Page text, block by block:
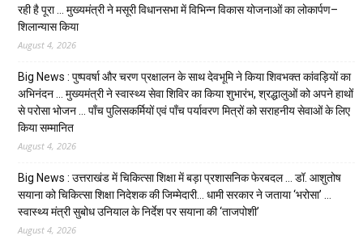
रही है पूरा … मुख्यमंत्री ने मसूरी विधानसभा में विभिन्न विकास योजनाओं का लोकार्पण–
शिलान्यास किया
August 4, 2026
Big News : पुष्पवर्षा और चरण प्रक्षालन के साथ देवभूमि ने किया शिवभक्त कांवड़ियों का
अभिनंदन … मुख्यमंत्री ने स्वास्थ्य सेवा शिविर का किया शुभारंभ, श्रद्धालुओं को अपने हाथों
से परोसा भोजन … पाँच पुलिसकर्मियों एवं पाँच पर्यावरण मित्रों को सराहनीय सेवाओं के लिए
किया सम्मानित
August 4, 2026
Big News : उत्तराखंड में चिकित्सा शिक्षा में बड़ा प्रशासनिक फेरबदल … डॉ. आशुतोष
सयाना को चिकित्सा शिक्षा निदेशक की जिम्मेदारी… धामी सरकार ने जताया ‘भरोसा’ …
स्वास्थ्य मंत्री सुबोध उनियाल के निर्देश पर सयाना की ‘ताजपोशी’
August 4, 2026